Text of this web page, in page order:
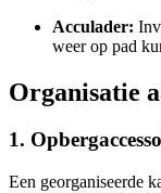
Acculader:
weer op pad
Organisatie
1.
Een georganiseerde